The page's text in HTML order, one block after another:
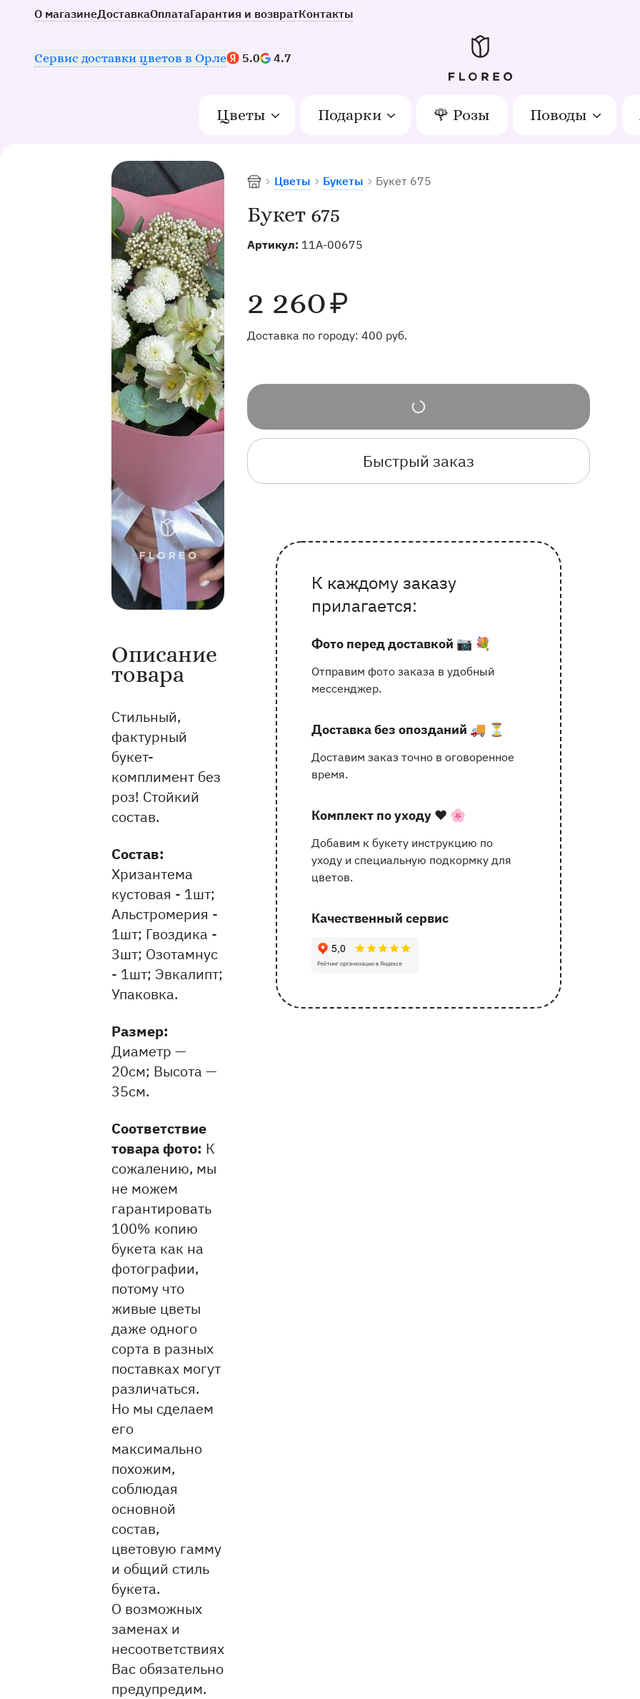
О магазинеДоставкаОплатаГарантия и возвратКонтакты
Сервис доставки цветов в ОрлеНаш рейтинг:
5.0 4.7
Цветы Подарки 🌹 Розы Поводы
Букет 675
Артикул: 11A-00675
2 260₽
Доставка по городу: 400 руб.
Быстрый заказ
Доставка цветов в Орле
Цветы Букеты Букет 675
Почему выбирают Флорео
К каждому заказу
прилагается:
Фото перед доставкой 📷 💐
Отправим фото заказа в удобный
мессенджер.
Доставка без опозданий 🚚 ⏳
Доставим заказ точно в оговоренное
время.
Комплект по уходу ❤️ 🌸
Добавим к букету инструкцию по
уходу и специальную подкормку для
цветов.
Качественный сервис
162 отзыва с оценкой 5.0 ⭐
Информация о товаре и оказываемых услугах
Описание
товара
Стильный,
фактурный
букет-
комплимент без
роз! Стойкий
состав.
Состав:
Хризантема
кустовая - 1шт;
Альстромерия -
1шт; Гвоздика -
3шт; Озотамнус
- 1шт; Эвкалипт;
Упаковка.
Pазмер:
Диаметр —
20см Высота —
35см
Соответствие
товара фото: К
сожалению, мы
не можем
гарантировать
100% копию
букета как на
фотографии,
потому что
живые цветы
даже одного
сорта в разных
поставках могут
различаться.
Но мы сделаем
его
максимально
похожим,
соблюдая
основной
состав,
цветовую гамму
и общий стиль
букета.
О возможных
заменах и
несоответствиях
Вас обязательно
предупредим.